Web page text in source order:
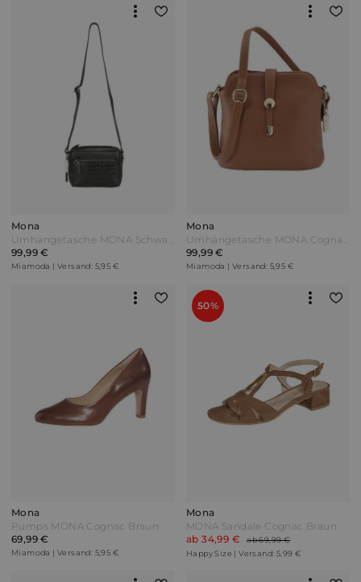
Mona
99,99 €
Miamoda | Versand: 5,95 €
Mona
99,99 €
Miamoda | Versand: 5,95 €
Mona
Pumps MONA Cognac Braun
69,99 €
Miamoda | Versand: 5,95 €
50%
Mona
MONA Sandale Cognac Braun
ab 34,99 €
ab 69,99 €
Happy Size | Versand: 5,99 €